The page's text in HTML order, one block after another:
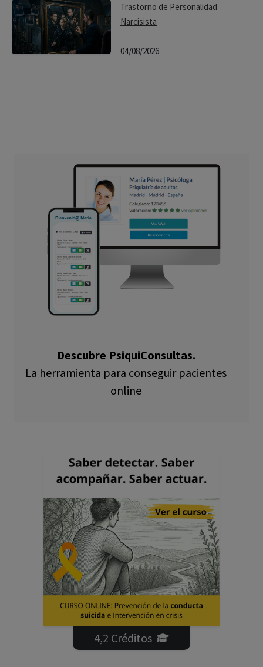
Trastorno de Personalidad
Narcisista
04/08/2026
Descubre PsiquiConsultas.
La herramienta para conseguir pacientes
online
4,2 Créditos